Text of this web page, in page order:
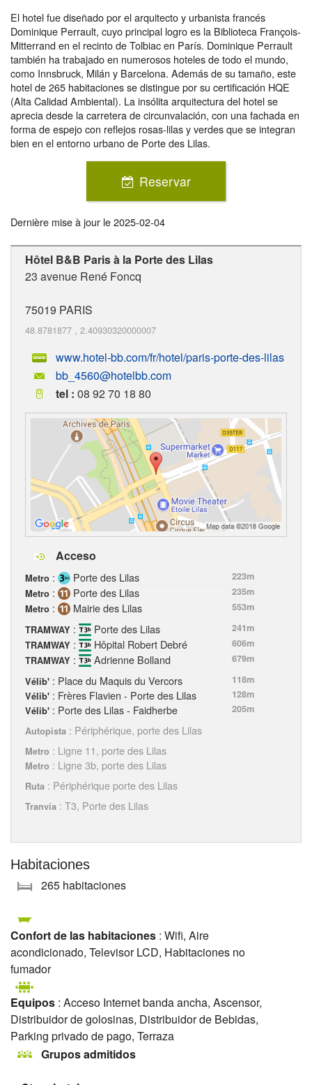
El hotel fue diseñado por el arquitecto y urbanista francés
Dominique Perrault, cuyo principal logro es la Biblioteca François-
Mitterrand en el recinto de Tolbiac en París. Dominique Perrault
también ha trabajado en numerosos hoteles de todo el mundo,
como Innsbruck, Milán y Barcelona. Además de su tamaño, este
hotel de 265 habitaciones se distingue por su certificación HQE
(Alta Calidad Ambiental). La insólita arquitectura del hotel se
aprecia desde la carretera de circunvalación, con una fachada en
forma de espejo con reflejos rosas-lilas y verdes que se integran
bien en el entorno urbano de Porte des Lilas.
Reservar
Dernière mise à jour le2025-02-04
Hôtel B&B Paris à la Porte des Lilas
23 avenue René Foncq
75019 PARIS
48.8781877 , 2.40930320000007
www.hotel-bb.com/fr/hotel/paris-porte-des-lilas
bb_4560@hotelbb.com
tel : 08 92 70 18 80
Acceso
Metro : Porte des Lilas
223m
Metro : Porte des Lilas
235m
Metro : Mairie des Lilas
553m
TRAMWAY : Porte des Lilas
241m
TRAMWAY : Hôpital Robert Debré
606m
TRAMWAY : Adrienne Bolland
679m
Vélib' : Place du Maquis du Vercors
118m
Vélib' : Frères Flavien - Porte des Lilas
128m
Vélib' : Porte des Lilas - Faidherbe
205m
Autopista : Périphérique, porte des Lilas
Metro : Ligne 11, porte des Lilas
Metro : Ligne 3b, porte des Lilas
Ruta : Périphérique porte des Lilas
Tranvía : T3, Porte des Lilas
Habitaciones
265 habitaciones
Confort de las habitaciones : Wifi, Aire
acondicionado, Televisor LCD, Habitaciones no
fumador
Equipos : Acceso Internet banda ancha, Ascensor,
Distribuidor de golosinas, Distribuidor de Bebidas,
Parking privado de pago, Terraza
Grupos admitidos